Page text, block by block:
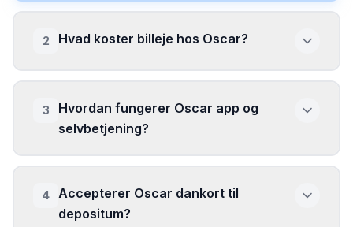
2 Hvad koster billeje hos Oscar?
3
Hvordan fungerer Oscar app og
selvbetjening?
4
Accepterer Oscar dankort til
depositum?